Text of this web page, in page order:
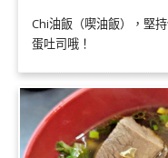
Chi油飯（喫油飯），堅
蛋吐司哦！